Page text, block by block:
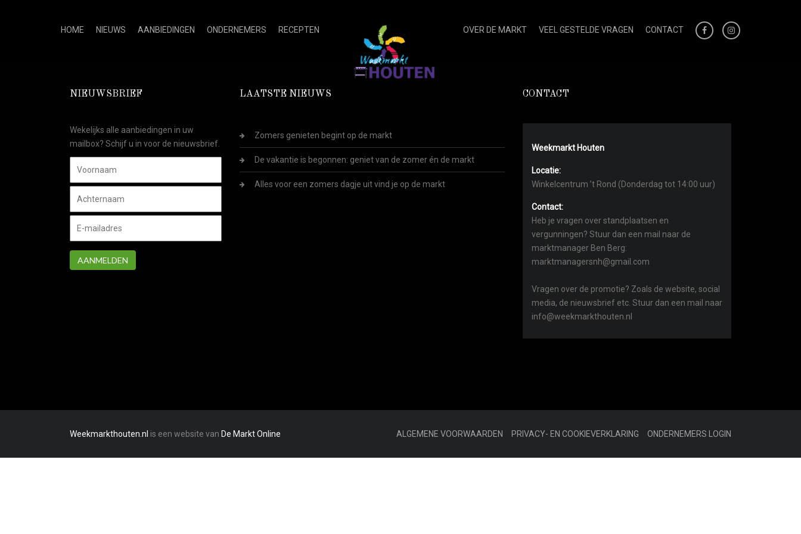
HOME NIEUWS AANBIEDINGEN ONDERNEMERS RECEPTEN OVER DE MARKT VEEL GESTELDE VRAGEN CONTACT
NIEUWSBRIEF
Wekelijks alle aanbiedingen in uw
mailbox? Schijf u in voor de nieuwsbrief.
AANMELDEN
LAATSTE NIEUWS
Zomers genieten begint op de markt
De vakantie is begonnen: geniet van de zomer én de markt
Alles voor een zomers dagje uit vind je op de markt
CONTACT
Weekmarkt Houten
Locatie:
Winkelcentrum ’t Rond (Donderdag tot 14:00 uur)
Contact:
Heb je vragen over standplaatsen en
vergunningen? Stuur dan een mail naar de
marktmanager Ben Berg:
marktmanagersnh@gmail.com
Vragen over de promotie? Zoals de website, social
media, de nieuwsbrief etc. Stuur dan een mail naar
info@weekmarkthouten.nl
Weekmarkthouten.nl is een website van De Markt Online ALGEMENE VOORWAARDEN PRIVACY- EN COOKIEVERKLARING ONDERNEMERS LOGIN